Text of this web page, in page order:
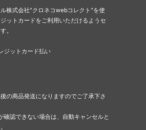
株式会社"クロネコwebコレクト"を使
ットカードをご利用いただけるようセ
。
の商品発送になりますのでご了承下さ
確認できない場合は、自動キャンセルと